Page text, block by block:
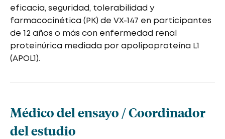
eficacia, seguridad, tolerabilidad y
farmacocinética (PK) de VX-147 en participantes
de 12 años o más con enfermedad renal
proteinúrica mediada por apolipoproteína L1
(APOL1).
Médico del ensayo / Coordinador
del estudio